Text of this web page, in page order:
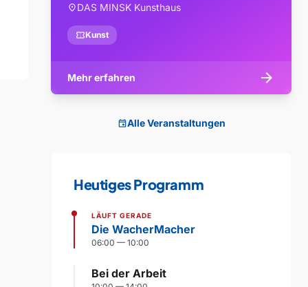
location_onDAS MINSK Kunsthaus
confirmation_numberKunst
Mehr erfahren arrow_forward
eventAlle Veranstaltungen
Heutiges Programm
LÄUFT GERADE
Die WacherMacher
06:00 — 10:00
Bei der Arbeit